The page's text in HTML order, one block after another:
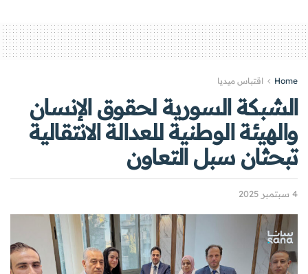
Home اقتباس ميديا
الشبكة السورية لحقوق الإنسان
والهيئة الوطنية للعدالة الانتقالية
تبحثان سبل التعاون
4 سبتمبر 2025